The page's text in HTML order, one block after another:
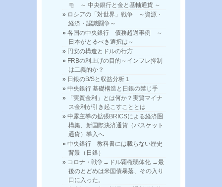
モ ～ 中央銀行と金と基軸通貨 ～
ロシアの「対世界」戦争 ～資源・
経済・認識闘争～
各国の中央銀行 債務超過事例 ～
日本がとるべき選択は～
円安の構造とドルの行方
FRBの利上げの目的～インフレ抑制
は二義的か？
日銀のB/Sと収益分析１
中央銀行 基礎構造と日銀の禁じ手
「実質金利」とは何か？実質マイナ
ス金利が引き起こすこととは
中露主導の拡張BRICSによる経済圏
構築、新国際決済通貨（バスケット
通貨）導入へ
中央銀行 教科書には載らない歴史
背景（日銀）
コロナ・戦争→ドル覇権弱体化 →最
後のとどめは米国債暴落、その入り
口に入った。